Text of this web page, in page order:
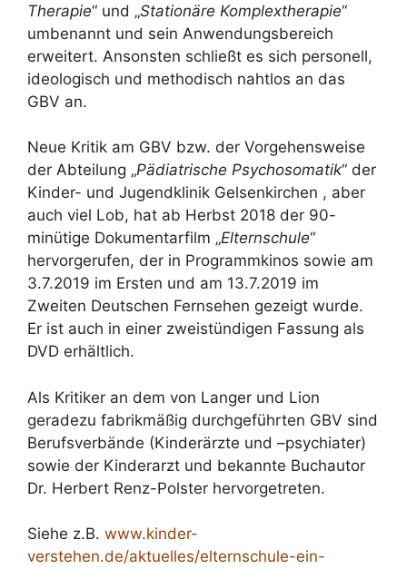
Therapie“ und „Stationäre Komplextherapie“
umbenannt und sein Anwendungsbereich
erweitert. Ansonsten schließt es sich personell,
ideologisch und methodisch nahtlos an das
GBV an.
Neue Kritik am GBV bzw. der Vorgehensweise
der Abteilung „Pädiatrische Psychosomatik“ der
Kinder- und Jugendklinik Gelsenkirchen , aber
auch viel Lob, hat ab Herbst 2018 der 90-
minütige Dokumentarfilm „Elternschule“
hervorgerufen, der in Programmkinos sowie am
3.7.2019 im Ersten und am 13.7.2019 im
Zweiten Deutschen Fernsehen gezeigt wurde.
Er ist auch in einer zweistündigen Fassung als
DVD erhältlich.
Als Kritiker an dem von Langer und Lion
geradezu fabrikmäßig durchgeführten GBV sind
Berufsverbände (Kinderärzte und –psychiater)
sowie der Kinderarzt und bekannte Buchautor
Dr. Herbert Renz-Polster hervorgetreten.
Siehe z.B. www.kinder-
verstehen.de/aktuelles/elternschule-ein-